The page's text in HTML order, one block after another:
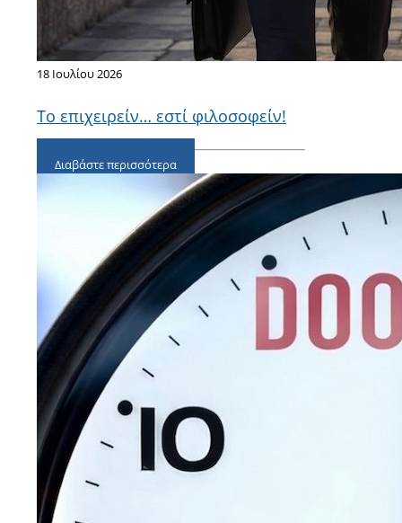
18 Ιουλίου 2026
Το επιχειρείν… εστί φιλοσοφείν!
Διαβάστε περισσότερα